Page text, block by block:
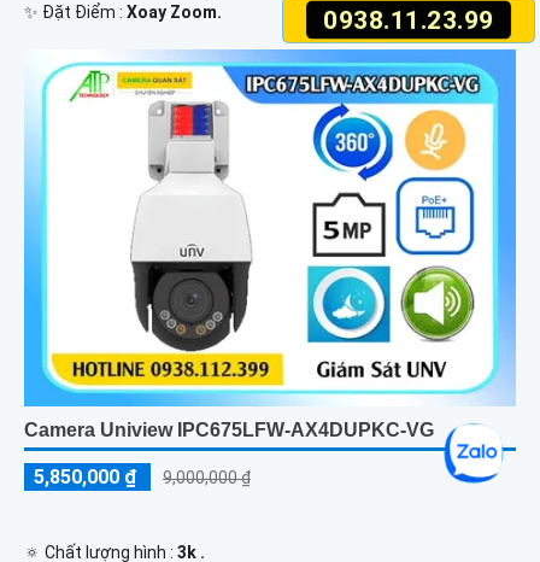
0938.11.23.99
️✨ Đặt Điểm : Xoay Zoom.
Camera Uniview IPC675LFW-AX4DUPKC-VG
5,850,000 ₫ 9,000,000 ₫
🔅 Chất lượng hình : 3k .